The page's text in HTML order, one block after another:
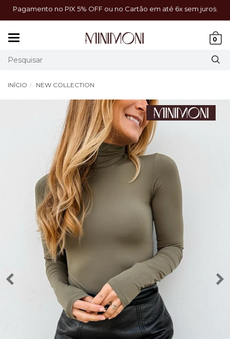
Pagamento no PIX 5% OFF ou no Cartão em até 6x sem juros.
0
INÍCIO NEW COLLECTION